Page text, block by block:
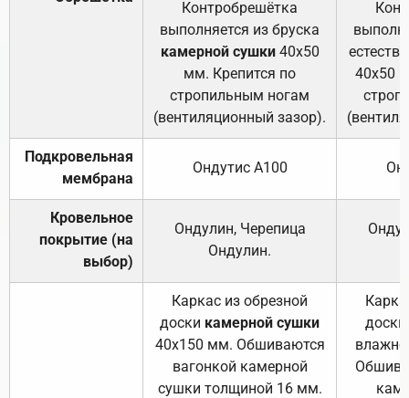
Контробрешётка
выполняется из бруска
камерной сушки40х50
мм. Крепится по
стропильным ногам
(вентиляционный зазор).
40х50
Подкровельная
мембрана
Ондутис А100
Кровельное
покрытие (на
выбор)
Ондулин, Черепица
Ондулин.
Каркас из обрезной
доски камерной сушки
40х150 мм. Обшиваются
вагонкой камерной
сушки толщиной 16 мм.
доски